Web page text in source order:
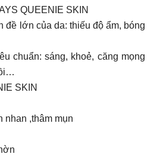
QUEENIE SKIN
đề lớn của da: thiếu độ ẩm, bóng
chuẩn: sáng, khoẻ, căng mọng
SKIN
nhan ,thâm mụn